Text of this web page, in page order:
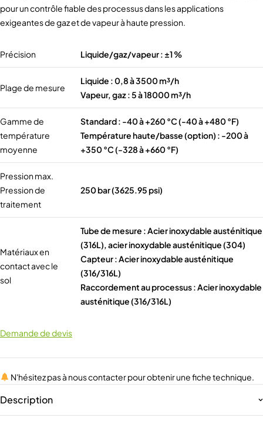
pour un contrôle fiable des processus dans les applications
exigeantes de gaz et de vapeur à haute pression.
Précision Liquide/gaz/vapeur : ±1 %
Plage de mesure
Liquide : 0,8 à 3500 m³/h
Vapeur, gaz : 5 à 18000 m³/h
Gamme de
température
moyenne
Standard : -40 à +260 °C (-40 à +480 °F)
Température haute/basse (option) : -200 à
+350 °C (-328 à +660 °F)
Pression max.
Pression de
traitement
250 bar (3625.95 psi)
Matériaux en
contact avec le
sol
Tube de mesure : Acier inoxydable austénitique
(316L), acier inoxydable austénitique (304)
Capteur : Acier inoxydable austénitique
(316/316L)
Raccordement au processus : Acier inoxydable
austénitique (316/316L)
Demande de devis
N'hésitez pas à nous contacter pour obtenir une fiche technique.
Description